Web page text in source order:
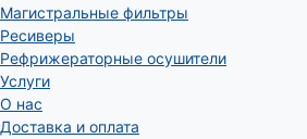
Магистральные фильтры
Ресиверы
Рефрижераторные осушители
Услуги
О нас
Доставка и оплата